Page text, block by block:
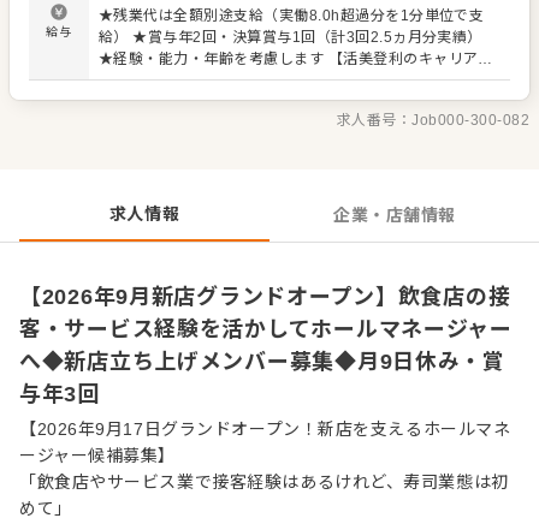
や国内高級リゾート宿泊券を贈呈。モチベーション高く働
けるだけでなく、店舗全体の団結力向上にもつながってい
ます。 ◆複数店舗展開だからこそ、学べる機会もキャリア
社では、サービスや店舗運営のノウハウを幅広く学べる環
境作りに取り組んでいます。 経験を積んだ先には、あなた
給与
★残業代は全額別途支給（実働8.0h超過分を1分単位で支
給） ★賞与年2回・決算賞与1回（計3回2.5ヵ月分実績）
★経験・能力・年齢を考慮します 【活美登利のキャリアマ
ップ】※一例です 店長 月給44～58万円（※想定年収
6,160,000円 ～ 8,120,000円） 地区長・営業課長 月給65
万～68万円（※想定年収 9,100,000円 ～ 9,520,000円）
※飲食経験が浅い方：月給27万円～
求人番号：Job000-300-082
求人情報 企業・店舗情報
【2026年9月新店グランドオープン】飲食店の接
客・サービス経験を活かしてホールマネージャー
へ◆新店立ち上げメンバー募集◆月9日休み・賞
与年3回
【2026年9月17日グランドオープン！新店を支えるホールマネ
ージャー候補募集】
「飲食店やサービス業で接客経験はあるけれど、寿司業態は初
めて」